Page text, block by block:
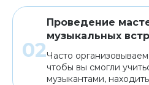
Проведение
музыкальных
Часто
чтобы вы смогли
музыкантами,